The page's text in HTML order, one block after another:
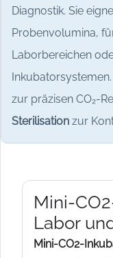
Diagnostik. Sie
Probenvolumina,
Laborbereichen
zur präzisen CO₂-
Sterilisation zur
Mini-
Labor
Mini-CO2-